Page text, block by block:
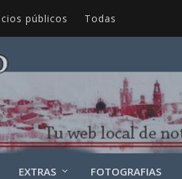
públicos Todas
EXTRAS FOTOGRAFIAS